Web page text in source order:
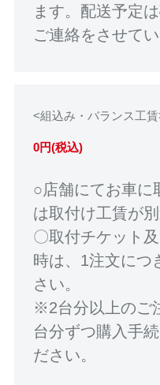
ます。配送予定
ご連絡をさせてい
<組込み・バランス工賃
0円(税込)
○店舗にてお車に
は取付け工賃が
〇取付チケット
時は、1注文につ
さい。
※2台分以上のご
台分ずつ購入手
ださい。